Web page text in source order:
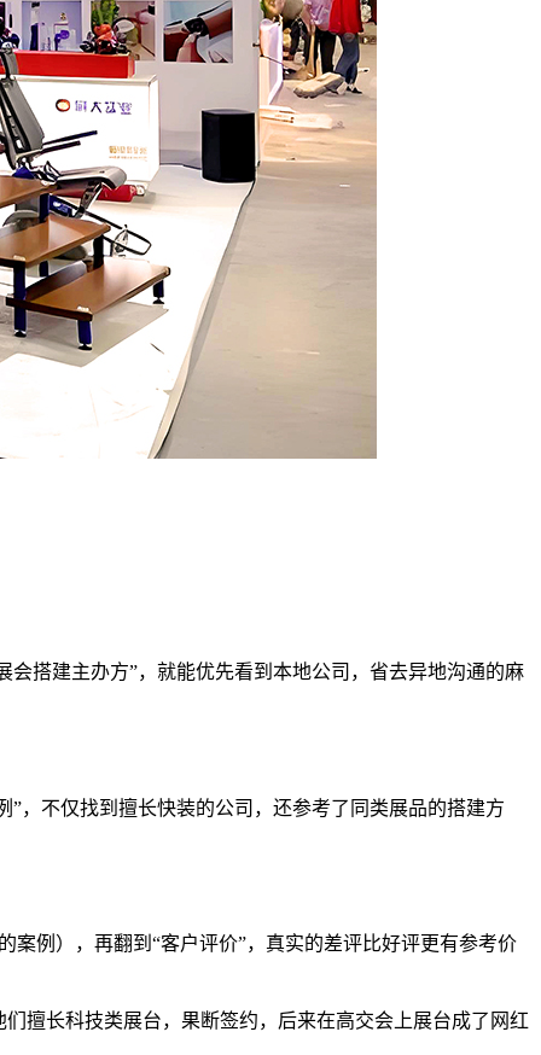
会搭建主办方”，就能优先看到本地公司，省去异地沟通的麻
，不仅找到擅长快装的公司，还参考了同类展品的搭建方
例），再翻到“客户评价”，真实的差评比好评更有参考价
擅长科技类展台，果断签约，后来在高交会上展台成了网红